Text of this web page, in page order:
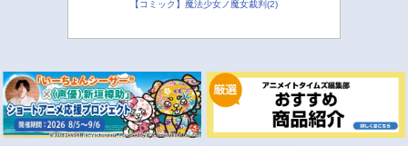
【コミック】魔法少女ノ魔女裁判(2)